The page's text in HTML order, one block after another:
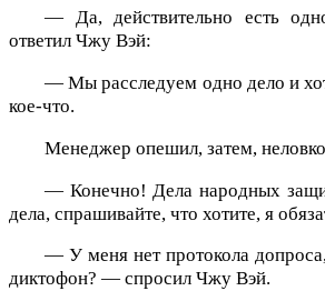
— Да, действительно есть
ответил Чжу Вэй:
— Мы расследуем одно дело и
кое-что.
Менеджер опешил, затем,
— Конечно! Дела народных
дела, спрашивайте, что хотите, я
— У меня нет протокола
диктофон? — спросил Чжу Вэй.